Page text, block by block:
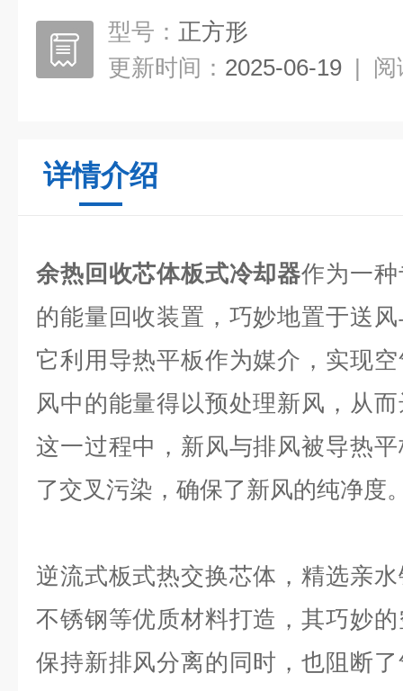
型号： 正方形
更新时间： 2025-06-19 | 阅
详情介绍
余热回收芯体板式冷却器作为一
的能量回收装置，巧妙地置于送
它利用导热平板作为媒介，实现
风中的能量得以预处理新风，从
这一过程中，新风与排风被导热
了交叉污染，确保了新风的纯净度
逆流式板式热交换芯体，精选亲
不锈钢等优质材料打造，其巧妙
保持新排风分离的同时，也阻断